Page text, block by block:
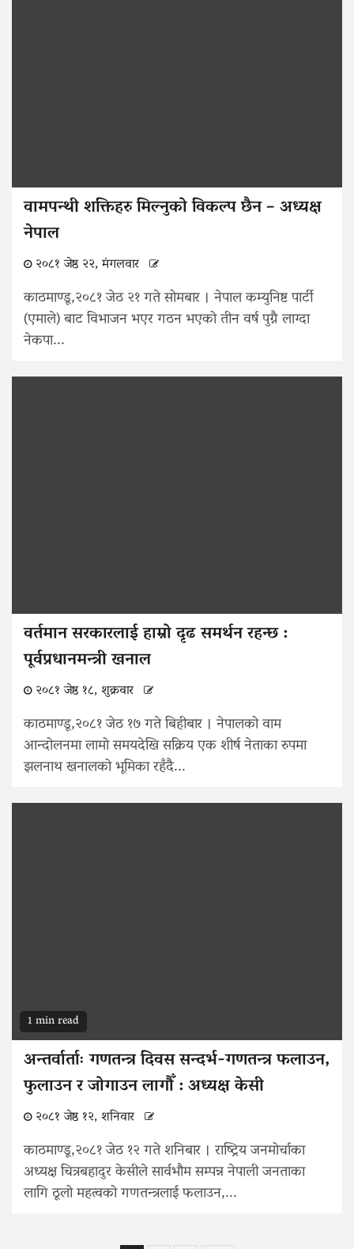
वामपन्थी शक्तिहरु मिल्नुको विकल्प छैन – अध्यक्ष
नेपाल
२०८१ जेष्ठ २२, मंगलवार
काठमाण्डू,२०८१ जेठ २१ गते सोमबार । नेपाल कम्युनिष्ट पार्टी
(एमाले) बाट विभाजन भएर गठन भएको तीन वर्ष पुग्नै लाग्दा
नेकपा...
वर्तमान सरकारलाई हाम्रो दृढ समर्थन रहन्छ :
पूर्वप्रधानमन्त्री खनाल
२०८१ जेष्ठ १८, शुक्रवार
काठमाण्डू,२०८१ जेठ १७ गते बिहीबार । नेपालको वाम
आन्दोलनमा लामो समयदेखि सक्रिय एक शीर्ष नेताका रुपमा
झलनाथ खनालको भूमिका रहँदै...
1 min read
अन्तर्वार्ताः गणतन्त्र दिवस सन्दर्भ-गणतन्त्र फलाउन,
फुलाउन र जोगाउन लागौँ : अध्यक्ष केसी
२०८१ जेष्ठ १२, शनिवार
काठमाण्डू,२०८१ जेठ १२ गते शनिबार । राष्ट्रिय जनमोर्चाका
अध्यक्ष चित्रबहादुर केसीले सार्वभौम सम्पन्न नेपाली जनताका
लागि ठूलो महत्वको गणतन्त्रलाई फलाउन,...